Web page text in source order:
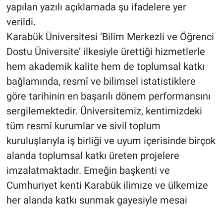
yapılan yazılı açıklamada şu ifadelere yer
verildi.
Karabük Üniversitesi ‘Bilim Merkezli ve Öğrenci
Dostu Üniversite’ ilkesiyle ürettiği hizmetlerle
hem akademik kalite hem de toplumsal katkı
bağlamında, resmî ve bilimsel istatistiklere
göre tarihinin en başarılı dönem performansını
sergilemektedir. Üniversitemiz, kentimizdeki
tüm resmî kurumlar ve sivil toplum
kuruluşlarıyla iş birliği ve uyum içerisinde birçok
alanda toplumsal katkı üreten projelere
imzalatmaktadır. Emeğin başkenti ve
Cumhuriyet kenti Karabük ilimize ve ülkemize
her alanda katkı sunmak gayesiyle mesai